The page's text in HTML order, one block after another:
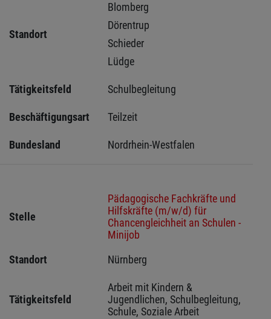
Standort
Blomberg
Dörentrup
Schieder
Lüdge
Tätigkeitsfeld Schulbegleitung
Beschäftigungsart Teilzeit
Bundesland Nordrhein-Westfalen
Stelle
Pädagogische Fachkräfte und
Hilfskräfte (m/w/d) für
Chancengleichheit an Schulen -
Minijob
Standort
Nürnberg
Tätigkeitsfeld
Arbeit mit Kindern &
Jugendlichen, Schulbegleitung,
Schule, Soziale Arbeit